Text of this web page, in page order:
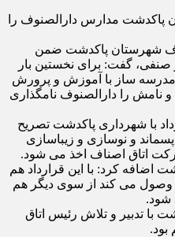
پاکدشت مدارس دارالصنوف را
شهرستان پاکدشت ضمن
صنفی، گفت: برای نخستین بار
ساز با آموزش و پرورش
نامش را دارالصنوف نامگذاری
با شهرداری پاکدشت تصریح
و نوسازی و زیباسازی
اتاق اصناف اخذ می شود.
اضافه کرد: با این قرارداد هم
وصول می کند از سوی دیگر هم
شود.
با تدبیر و تلاش رئیس اتاق
بود.